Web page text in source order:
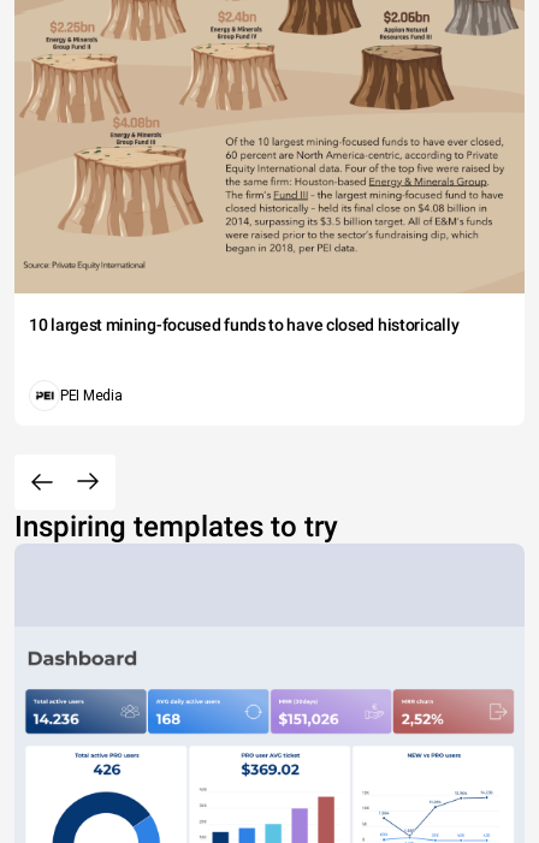
10 largest mining-focused funds to have closed historically
PEI Media
Inspiring templates to try